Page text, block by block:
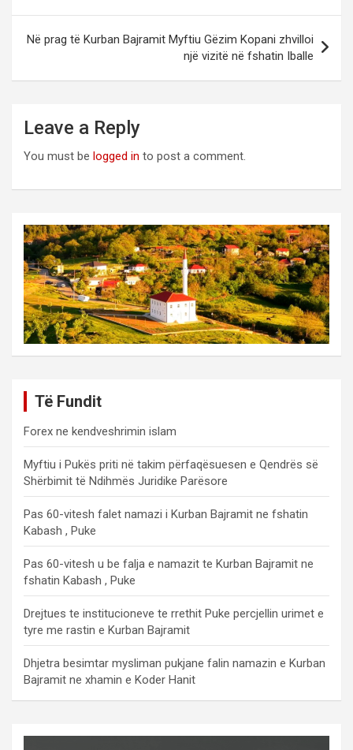
Në prag të Kurban Bajramit Myftiu Gëzim Kopani zhvilloi
një vizitë në fshatin Iballe
Leave a Reply
You must be logged in to post a comment.
Të Fundit
Forex ne kendveshrimin islam
Myftiu i Pukës priti në takim përfaqësuesen e Qendrës së
Shërbimit të Ndihmës Juridike Parësore
Pas 60-vitesh falet namazi i Kurban Bajramit ne fshatin
Kabash , Puke
Pas 60-vitesh u be falja e namazit te Kurban Bajramit ne
fshatin Kabash , Puke
Drejtues te institucioneve te rrethit Puke percjellin urimet e
tyre me rastin e Kurban Bajramit
Dhjetra besimtar mysliman pukjane falin namazin e Kurban
Bajramit ne xhamin e Koder Hanit